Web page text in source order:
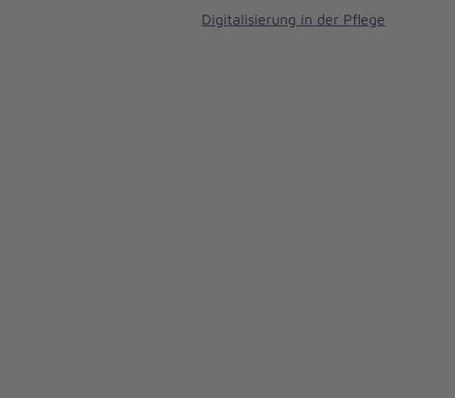
Digitalisierung in der Pflege